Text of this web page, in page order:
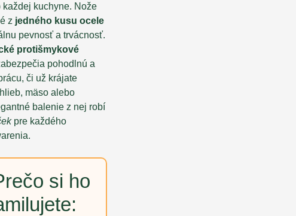
každej kuchyne. Nože
z jedného kusu ocele
pevnosť a trvácnosť.
protišmykové
pohodlnú a
či už krájate
mäso alebo
balenie z nej robí
pre každého
si ho